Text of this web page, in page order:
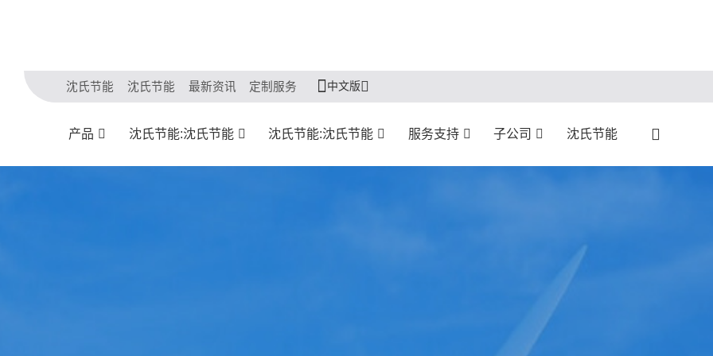
沈氏节能 沈氏节能 最新资讯 定制服务 中文版
产品 沈氏节能:沈氏节能 沈氏节能:沈氏节能 服务支持 子公司 沈氏节能